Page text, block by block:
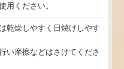
用ください。
乾燥しやすく日焼けしやす
い摩擦などはさけてくださ